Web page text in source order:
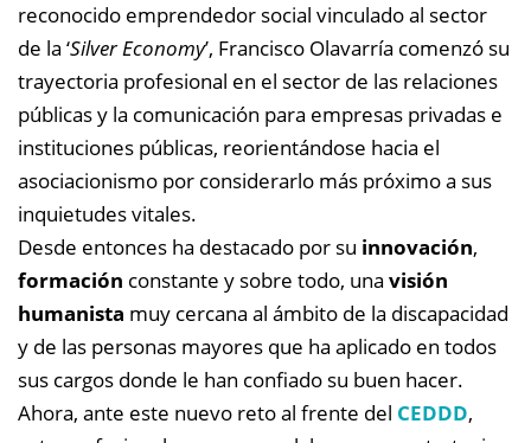
reconocido emprendedor social vinculado al sector
de la ‘Silver Economy’, Francisco Olavarría comenzó su
trayectoria profesional en el sector de las relaciones
públicas y la comunicación para empresas privadas e
instituciones públicas, reorientándose hacia el
asociacionismo por considerarlo más próximo a sus
inquietudes vitales.
Desde entonces ha destacado por su innovación,
formación constante y sobre todo, una visión
humanista muy cercana al ámbito de la discapacidad
y de las personas mayores que ha aplicado en todos
sus cargos donde le han confiado su buen hacer.
Ahora, ante este nuevo reto al frente del CEDDD,